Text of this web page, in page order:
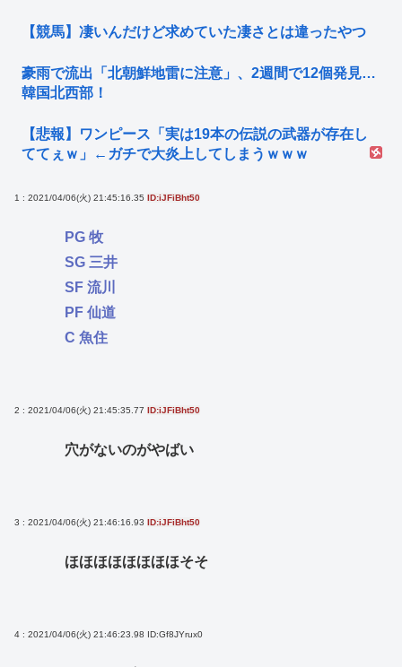
【競馬】凄いんだけど求めていた凄さとは違ったやつ
豪雨で流出「北朝鮮地雷に注意」、2週間で12個発見…
韓国北西部！
【悲報】ワンピース「実は19本の伝説の武器が存在し
ててぇｗ」←ガチで大炎上してしまうｗｗｗ
1 : 2021/04/06(火) 21:45:16.35 ID:iJFiBht50
PG 牧
SG 三井
SF 流川
PF 仙道
C 魚住
2 : 2021/04/06(火) 21:45:35.77 ID:iJFiBht50
穴がないのがやばい
3 : 2021/04/06(火) 21:46:16.93 ID:iJFiBht50
ほほほほほほほほそそ
4 : 2021/04/06(火) 21:46:23.98 ID:Gf8JYrux0